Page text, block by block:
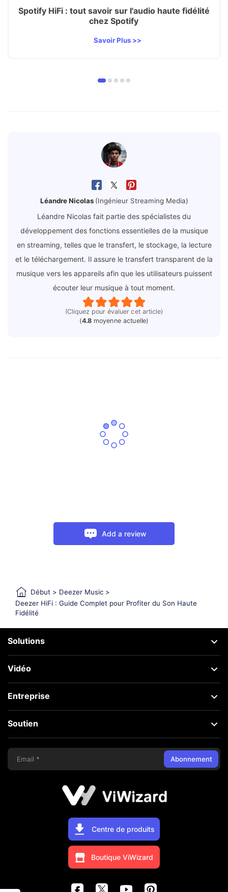
Spotify HiFi : tout savoir sur l'audio haute fidélité
chez Spotify
Savoir Plus >>
Léandre Nicolas (Ingénieur Streaming Media)
Léandre Nicolas fait partie des spécialistes du
développement des fonctions essentielles de la musique
en streaming, telles que le transfert, le stockage, la lecture
et le téléchargement. Il assure le transfert transparent de la
musique vers les appareils afin que les utilisateurs puissent
écouter leur musique à tout moment.
(Cliquez pour évaluer cet article)
(4.8 moyenne actuelle)
Add a review
Début > Deezer Music >
Deezer HiFi : Guide Complet pour Profiter du Son Haute
Fidélité
Centre de produits
Boutique ViWizard
Solutions
Vidéo
Entreprise
Soutien
Abonnement